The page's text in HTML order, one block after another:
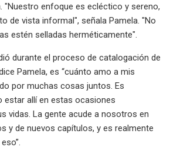
"Nuestro enfoque es ecléctico y sereno,
de vista informal", señala Pamela. "No
estén selladas herméticamente".
durante el proceso de catalogación de
Pamela, es “cuánto amo a mis
por muchas cosas juntos. Es
estar allí en estas ocasiones
vidas. La gente acude a nosotros en
y de nuevos capítulos, y es realmente